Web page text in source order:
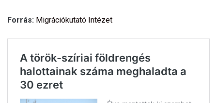
Forrás: Migrációkutató Intézet